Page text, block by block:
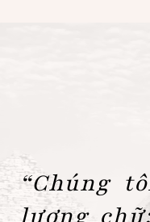
“Chúng